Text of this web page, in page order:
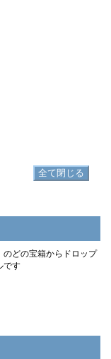
全て閉じる
のどの宝箱からドロップ
です